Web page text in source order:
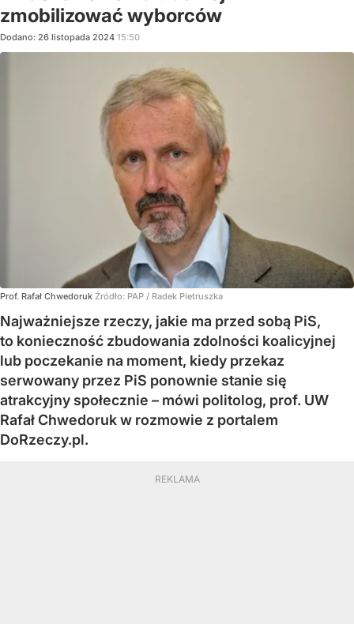
zmobilizować wyborców
Dodano: 26 listopada 2024 15:50
Prof. Rafał Chwedoruk Źródło: PAP / Radek Pietruszka
Najważniejsze rzeczy, jakie ma przed sobą PiS,
to konieczność zbudowania zdolności koalicyjnej
lub poczekanie na moment, kiedy przekaz
serwowany przez PiS ponownie stanie się
atrakcyjny społecznie – mówi politolog, prof. UW
Rafał Chwedoruk w rozmowie z portalem
DoRzeczy.pl.